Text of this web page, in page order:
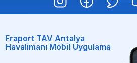
Fraport TAV Antalya
Havalimanı Mobil Uygulama